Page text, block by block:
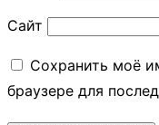
Сайт
Сохранить моё
браузере для